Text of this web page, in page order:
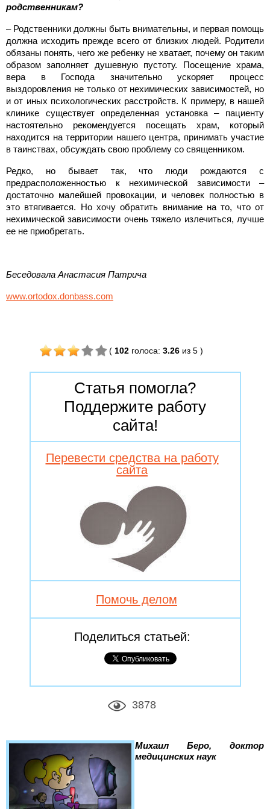
родственникам?
– Родственники должны быть внимательны, и первая помощь
должна исходить прежде всего от близких людей. Родители
обязаны понять, чего же ребенку не хватает, почему он таким
образом заполняет душевную пустоту. Посещение храма,
вера в Господа значительно ускоряет процесс
выздоровления не только от нехимических зависимостей, но
и от иных психологических расстройств. К примеру, в нашей
клинике существует определенная установка – пациенту
настоятельно рекомендуется посещать храм, который
находится на территории нашего центра, принимать участие
в таинствах, обсуждать свою проблему со священником.
Редко, но бывает так, что люди рождаются с
предрасположенностью к нехимической зависимости –
достаточно малейшей провокации, и человек полностью в
это втягивается. Но хочу обратить внимание на то, что от
нехимической зависимости очень тяжело излечиться, лучше
ее не приобретать.
Беседовала Анастасия Патрича
www.ortodox.donbass.com
( 102 голоса: 3.26из 5)
Статья помогла?
Поддержите работу
сайта!
Перевести средства на работу
сайта
Помочь делом
Поделиться статьей:
3878
Михаил Беро, доктор
медицинских наук